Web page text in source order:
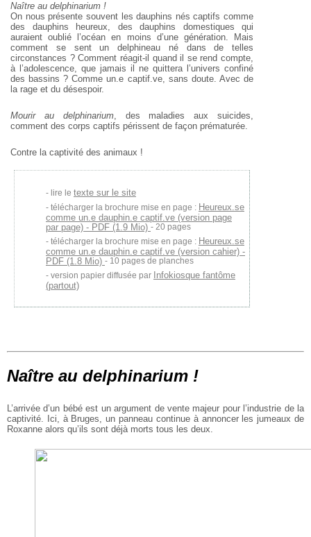
Naître au delphinarium !
On nous présente souvent les dauphins nés captifs comme
des dauphins heureux, des dauphins domestiques qui
auraient oublié l’océan en moins d’une génération. Mais
comment se sent un delphineau né dans de telles
circonstances ? Comment réagit-il quand il se rend compte,
à l’adolescence, que jamais il ne quittera l’univers confiné
des bassins ? Comme un.e captif.ve, sans doute. Avec de
la rage et du désespoir.
Mourir au delphinarium, des maladies aux suicides,
comment des corps captifs périssent de façon prématurée.
Contre la captivité des animaux !
lire le texte sur le site
télécharger la brochure mise en page : Heureux.se
comme un.e dauphin.e captif.ve (version page
par page) - PDF (1.9 Mio) - 20 pages
télécharger la brochure mise en page : Heureux.se
comme un.e dauphin.e captif.ve (version cahier) -
PDF (1.8 Mio) - 10 pages de planches
version papier diffusée par Infokiosque fantôme
(partout)
Naître au delphinarium !
L’arrivée d’un bébé est un argument de vente majeur pour l’industrie de la
captivité. Ici, à Bruges, un panneau continue à annoncer les jumeaux de
Roxanne alors qu’ils sont déjà morts tous les deux.